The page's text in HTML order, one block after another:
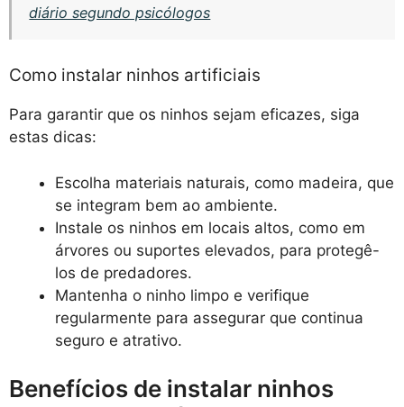
diário segundo psicólogos
Como instalar ninhos artificiais
Para garantir que os ninhos sejam eficazes, siga
estas dicas:
Escolha materiais naturais, como madeira, que
se integram bem ao ambiente.
Instale os ninhos em locais altos, como em
árvores ou suportes elevados, para protegê-
los de predadores.
Mantenha o ninho limpo e verifique
regularmente para assegurar que continua
seguro e atrativo.
Benefícios de instalar ninhos